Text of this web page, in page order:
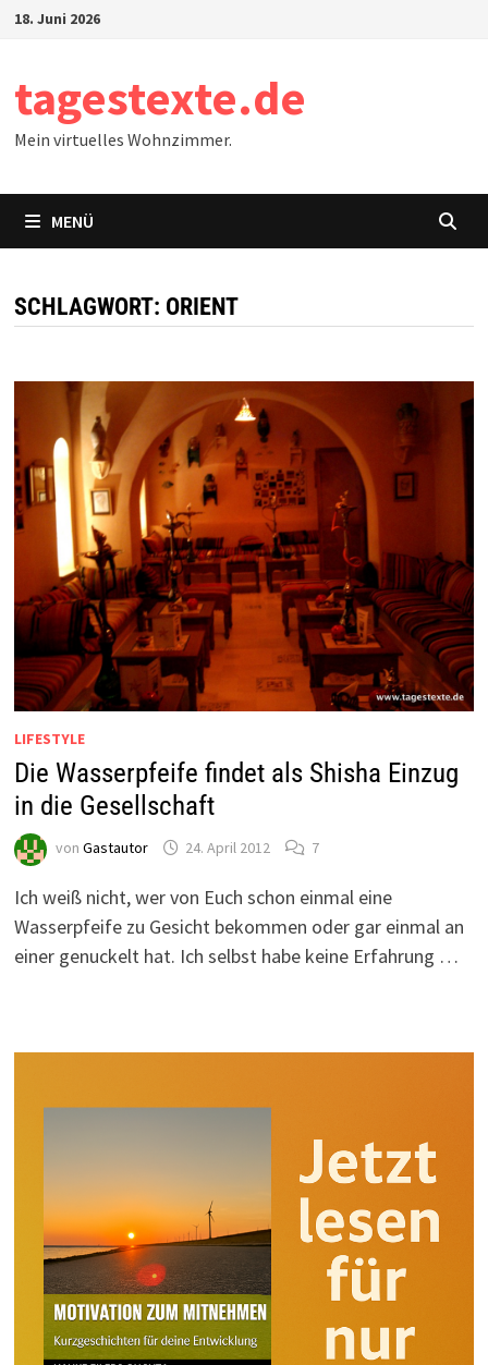
Zum18. Juni 2026
tagestexte.de
Mein virtuelles Wohnzimmer.
MENÜ
SCHLAGWORT: ORIENT
LIFESTYLE
Die Wasserpfeife findet als Shisha Einzug
in die Gesellschaft
von Gastautor 24. April 2012 7
Ich weiß nicht, wer von Euch schon einmal eine
Wasserpfeife zu Gesicht bekommen oder gar einmal an
einer genuckelt hat. Ich selbst habe keine Erfahrung …